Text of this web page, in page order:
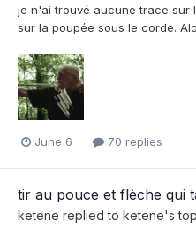
je n'ai trouvé aucune trace sur
sur la poupée sous le corde.
June 6 70 replies
tir au pouce et flèche qui
ketene replied to ketene's